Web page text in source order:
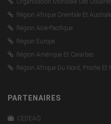
Région Afrique Orientale Et Australe
Région Asie-Pacifique
Région Europe
Région Amérique Et Caraïbes
Région Afrique Du Nord, Proche Et
PARTENAIRES
CEDEAO